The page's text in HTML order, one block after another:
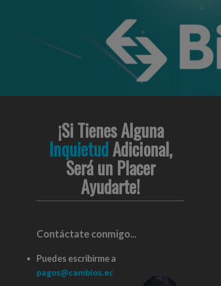
¡Si Tienes Alguna
InquietudAdicional,
Será un Placer
Ayudarte!
Contáctate conmigo...
Puedes escribirme a
pagos@cambios.ec